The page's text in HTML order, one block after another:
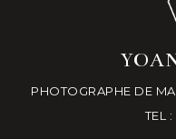
PHOTOGRAPHE DE
TEL